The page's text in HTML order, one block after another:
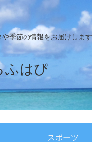
季節の情報をお届けします
ふはぴ
スポーツ